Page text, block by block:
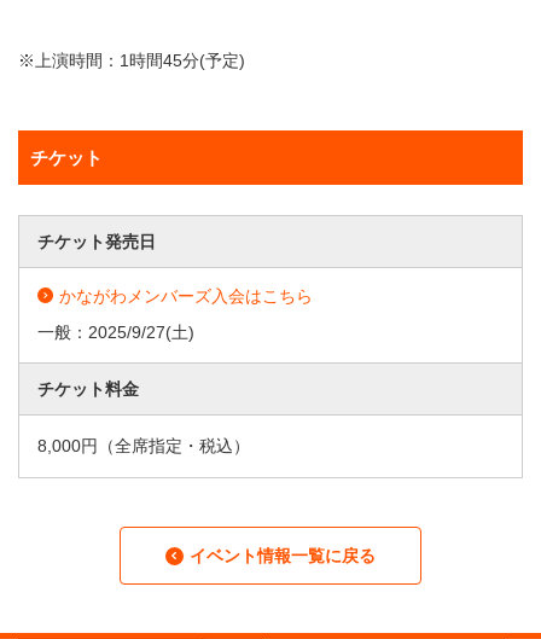
※上演時間：1時間45分(予定)
チケット
チケット発売日
かながわメンバーズ入会はこちら
一般： 2025/9/27(土)
チケット料金
8,000円（全席指定・税込）
イベント情報一覧に戻る